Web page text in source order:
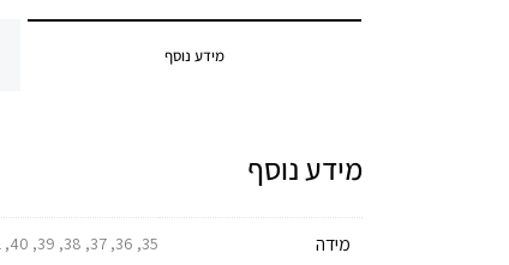
מידע נוסף
מידע נוסף
מידה 35, 36, 37, 38, 39, 40, 41, 42, 43, 44, 45, 46, 47, 48, 49